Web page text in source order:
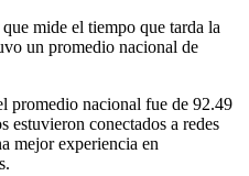
mide el tiempo que tarda la
un promedio nacional de
promedio nacional fue de 92.49
estuvieron conectados a redes
mejor experiencia en